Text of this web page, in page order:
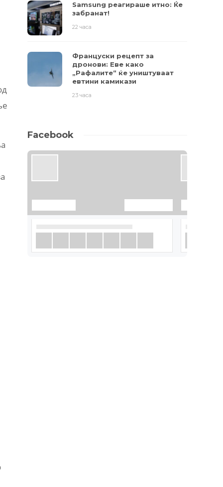
Samsung реагираше итно: Ќе
забранат!
22 часа
Француски рецепт за
дронови: Еве како
„Рафалите“ ќе уништуваат
евтини камикази
23 часа
Facebook